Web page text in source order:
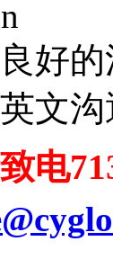
好
文
电